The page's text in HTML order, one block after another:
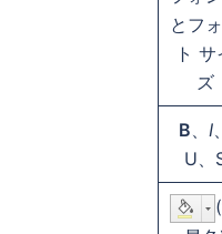
とフ
ト サ
ズ
B、 I、
U、